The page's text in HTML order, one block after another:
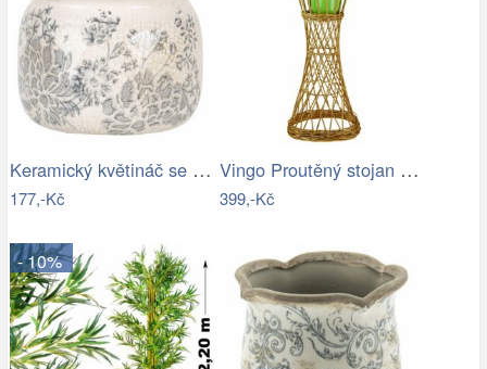
Keramický květináč se šedými květy…
177,-Kč
Vingo Proutěný stojan na květiny…
399,-Kč
- 10%